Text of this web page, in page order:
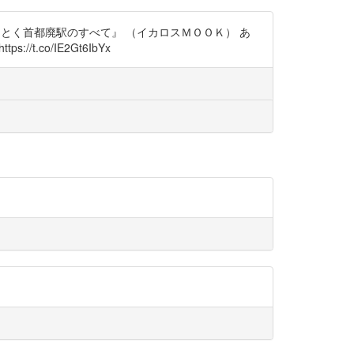
く首都廃駅のすべて』 （イカロスＭＯＯＫ） あ
t.co/IE2Gt6IbYx